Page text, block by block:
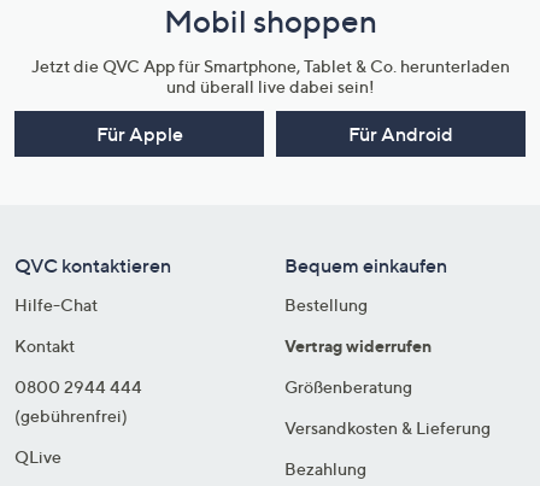
Mobil shoppen
Jetzt die QVC App für Smartphone, Tablet & Co. herunterladen
und überall live dabei sein!
Für Apple Für Android
QVC kontaktieren
Hilfe-Chat
Kontakt
0800 2944 444
(gebührenfrei)
QLive
Bequem einkaufen
Bestellung
Vertrag widerrufen
Größenberatung
Versandkosten & Lieferung
Bezahlung